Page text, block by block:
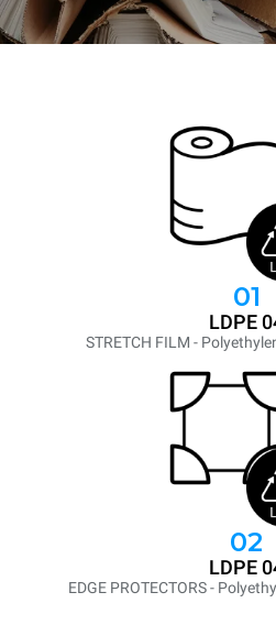
01
LDPE
STRETCH FILM -
02
LDPE
EDGE PROTECTORS -